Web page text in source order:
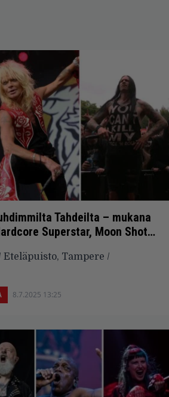
Tahdeilta – mukana
Superstar, Moon Shot…
Tampere /
8.7.2025 13:25